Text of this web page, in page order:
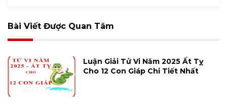
Bài Viết Được Quan Tâm
Luận Giải Tử Vi Năm 2025 Ất Tỵ
Cho 12 Con Giáp Chi Tiết Nhất